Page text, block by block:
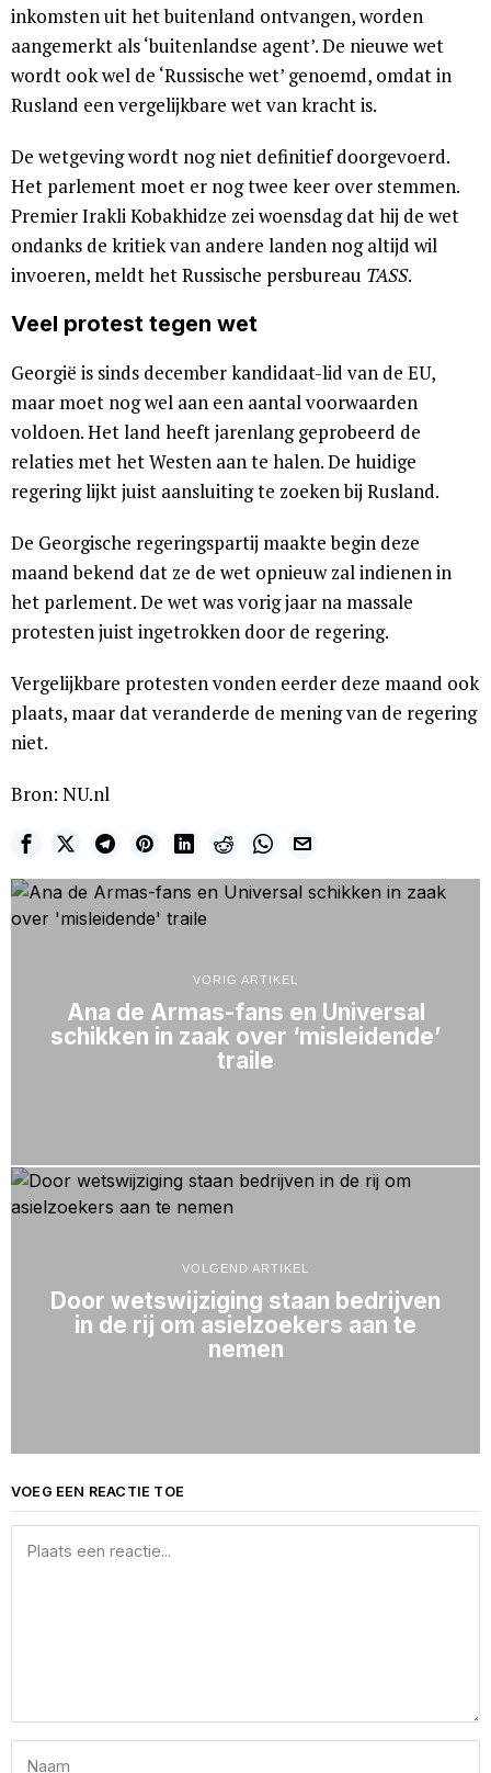
inkomsten uit het buitenland ontvangen, worden
aangemerkt als ‘buitenlandse agent’. De nieuwe wet
wordt ook wel de ‘Russische wet’ genoemd, omdat in
Rusland een vergelijkbare wet van kracht is.
De wetgeving wordt nog niet definitief doorgevoerd.
Het parlement moet er nog twee keer over stemmen.
Premier Irakli Kobakhidze zei woensdag dat hij de wet
ondanks de kritiek van andere landen nog altijd wil
invoeren, meldt het Russische persbureau TASS.
Veel protest tegen wet
Georgië is sinds december kandidaat-lid van de EU,
maar moet nog wel aan een aantal voorwaarden
voldoen. Het land heeft jarenlang geprobeerd de
relaties met het Westen aan te halen. De huidige
regering lijkt juist aansluiting te zoeken bij Rusland.
De Georgische regeringspartij maakte begin deze
maand bekend dat ze de wet opnieuw zal indienen in
het parlement. De wet was vorig jaar na massale
protesten juist ingetrokken door de regering.
Vergelijkbare protesten vonden eerder deze maand ook
plaats, maar dat veranderde de mening van de regering
niet.
Bron: NU.nl
VORIG ARTIKEL
Ana de Armas-fans en Universal
schikken in zaak over ‘misleidende’
traile
VOLGEND ARTIKEL
Door wetswijziging staan bedrijven
in de rij om asielzoekers aan te
nemen
VOEG EEN REACTIE TOE